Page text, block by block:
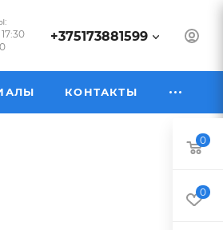
+375173881599
КОНТАКТЫ
0
0